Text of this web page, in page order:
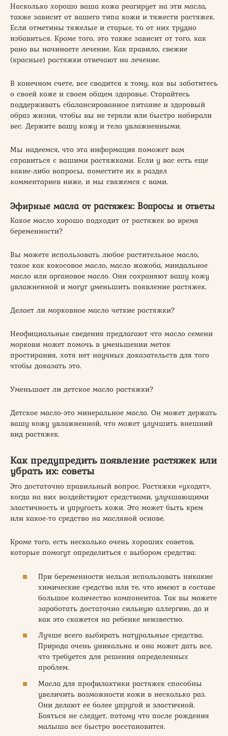
Насколько хорошо ваша кожа реагирует на эти масла,
также зависит от вашего типа кожи и тяжести растяжек.
Если отметины тяжелые и старые, то от них трудно
избавиться. Кроме того, это также зависит от того, как
рано вы начинаете лечение. Как правило, свежие
(красные) растяжки отвечают на лечение.
В конечном счете, все сводится к тому, как вы заботитесь
о своей коже и своем общем здоровье. Старайтесь
поддерживать сбалансированное питание и здоровый
образ жизни, чтобы вы не теряли или быстро набирали
вес. Держите вашу кожу и тело увлажненными.
Мы надеемся, что эта информация поможет вам
справиться с вашими растяжками. Если у вас есть еще
какие-либо вопросы, поместите их в раздел
комментариев ниже, и мы свяжемся с вами.
Эфирные масла от растяжек: Вопросы и ответы
Какое масло хорошо подходит от растяжек во время
беременности?
Вы можете использовать любое растительное масло,
такое как кокосовое масло, масло жожоба, миндальное
масло или аргановое масло. Они сохраняют вашу кожу
увлажненной и могут уменьшить появление растяжек.
Делает ли морковное масло четкие растяжки?
Неофициальные сведения предлагают что масло семени
моркови может помочь в уменьшении меток
простирания, хотя нет научных доказательств для того
чтобы доказать это.
Уменьшает ли детское масло растяжки?
Детское масло-это минеральное масло. Он может держать
вашу кожу увлажненной, что может улучшить внешний
вид растяжек.
Как предупредить появление растяжек или
убрать их: советы
Это достаточно правильный вопрос. Растяжки «уходят»,
когда на них воздействуют средствами, улучшающими
эластичность и упругость кожи. Это может быть крем
или какое-то средство на масляной основе.
Кроме того, есть несколько очень хороших советов,
которые помогут определиться с выбором средства:
При беременности нельзя использовать никакие
химические средства или те, что имеют в составе
большое количество компонентов. Так вы можете
заработать достаточно сильную аллергию, да и
как это скажется на ребенке неизвестно.
Лучше всего выбирать натуральные средства.
Природа очень уникальна и она может дать все,
что требуется для решения определенных
проблем.
Масла для профилактики растяжек способны
увеличить возможности кожи в несколько раз.
Они делают ее более упругой и эластичной.
Бояться не следует, потому что после рождения
малыша все быстро восстановится.